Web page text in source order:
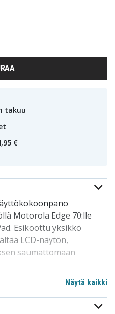
takuu
€
Motorola Edge 70:lle
Esikoottu yksikkö
LCD-näytön,
saumattomaan
Näytä kaikki